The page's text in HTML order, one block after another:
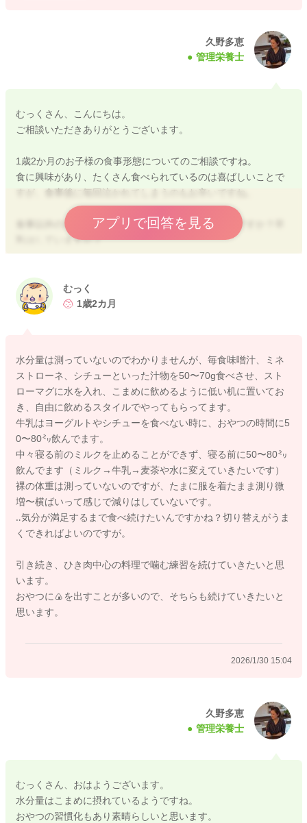
久野多恵
管理栄養士
むっくさん、こんにちは。
ご相談いただきありがとうございます。
1歳2か月のお子様の食事形態についてのご相談ですね。
食に興味があり、たくさん食べられているのは喜ばしいことで
すが、食事後に毎回泣かれてしまうのもお辛いですね。
食事以外の水分やミルク、牛乳の摂取などはいかがですか？卒
乳はしていますか？
ルギーが不足していることもあります。
また、そうでない場合は、満腹感を感じられにくい月齢であ
体重の推移はいかがでしょうか？ 現状のような対応であって
も、体重が成長曲線のカーブに沿ってのびていれば問題ない量
といえます。
食に興味があったとしても、口腔発達が幼児期ほどに発達して
いるわけではないので、肉の塊などの誤嚥の可能性のあるもの
を与えるのは心配になります。 肉の塊は奥の歯が生えそろっ
て、すりつぶせるようにならないと咀嚼しずらく、口腔発達に
合っていないものを与える事で丸飲みの癖がつくこともありま
す。
現状においてはひき肉料理中心で良いと思いますし、噛む練習
をするならば、ハンバーグや肉団子などのひき肉料理で噛む練
また、野菜などは大きめに茹でてかじり取って食べる練習をす
るのも良いですし、おにぎりや食パンなどは、大きいまま与え
て、前歯でかじり取って食べるようにすると、食べるスイッチ
が押されて、よく噛んでゆっくり食べられるようになることも
アプリで回答を見る
2026/1/30 11:03
むっく
1歳2カ月
水分量は測っていないのでわかりませんが、毎食味噌汁、ミネ
ストローネ、シチューといった汁物を50〜70g食べさせ、スト
ローマグに水を入れ、こまめに飲めるように低い机に置いてお
き、自由に飲めるスタイルでやってもらってます。
牛乳はヨーグルトやシチューを食べない時に、おやつの時間に5
0〜80㍉飲んでます。
中々寝る前のミルクを止めることができず、寝る前に50〜80㍉
飲んでます（ミルク→牛乳→麦茶や水に変えていきたいです）
裸の体重は測っていないのですが、たまに服を着たまま測り微
増〜横ばいって感じで減りはしていないです。
‥気分が満足するまで食べ続けたいんですかね？切り替えがうま
くできればよいのですが。
引き続き、ひき肉中心の料理で噛む練習を続けていきたいと思
います。
おやつに🍙を出すことが多いので、そちらも続けていきたいと
思います。
2026/1/30 15:04
久野多恵
管理栄養士
むっくさん、おはようございます。
水分量はこまめに摂れているようですね。
おやつの習慣化もあり素晴らしいと思います。